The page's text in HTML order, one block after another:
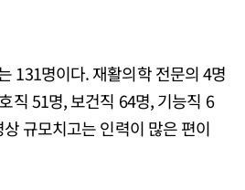
131명이다. 재활의학 전문의 4명
직 51명, 보건직 64명, 기능직 6
규모치고는 인력이 많은 편이